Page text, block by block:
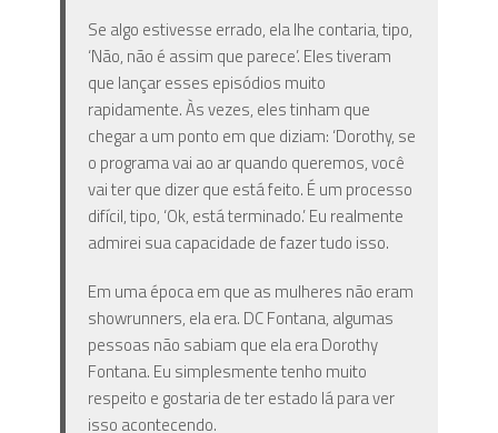
Se algo estivesse errado, ela lhe contaria, tipo,
‘Não, não é assim que parece’. Eles tiveram
que lançar esses episódios muito
rapidamente. Às vezes, eles tinham que
chegar a um ponto em que diziam: ‘Dorothy, se
o programa vai ao ar quando queremos, você
vai ter que dizer que está feito. É um processo
difícil, tipo, ‘Ok, está terminado.’ Eu realmente
admirei sua capacidade de fazer tudo isso.
Em uma época em que as mulheres não eram
showrunners, ela era. DC Fontana, algumas
pessoas não sabiam que ela era Dorothy
Fontana. Eu simplesmente tenho muito
respeito e gostaria de ter estado lá para ver
isso acontecendo.